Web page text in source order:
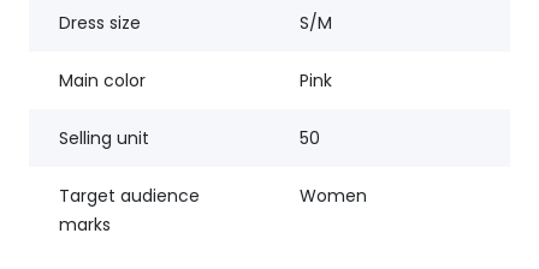
Dress size S/M
Main color Pink
Selling unit 50
Target audience
marks
Women